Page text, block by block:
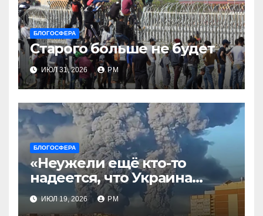
БЛОГОСФЕРА
Старого больше не будет
ИЮЛ 31, 2026 РМ
БЛОГОСФЕРА
«Неужели ещё кто-то
надеется, что Украина
будет действовать
непоследовательно?»
ИЮЛ 19, 2026 РМ